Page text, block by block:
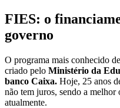
FIES: o
governo
O programa mais conhecido
criado pelo Ministério da
banco Caixa. Hoje, 25 anos
não tem juros, sendo a
atualmente.